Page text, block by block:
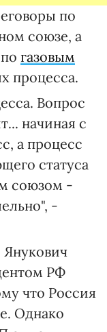
по
союзе, а
газовым
процесса.
Вопрос
начиная с
а процесс
статуса
союзом -
-
Янукович
РФ
что Россия
Однако